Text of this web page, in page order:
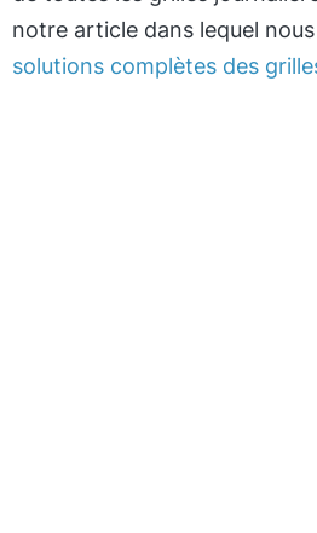
notre article dans lequel
solutions complètes des